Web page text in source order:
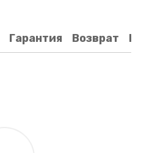
Гарантия Возврат